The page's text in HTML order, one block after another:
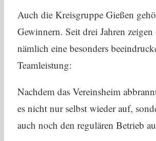
Auch die Kreisgruppe Gießen
Gewinnern. Seit drei Jahren
nämlich eine besonders
Teamleistung:
Nachdem das Vereinsheim
es nicht nur selbst wieder auf,
auch noch den regulären Betrieb